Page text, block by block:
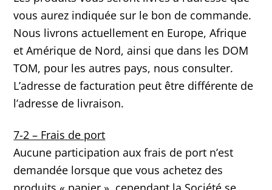
vous aurez indiquée sur le bon de commande.
Nous livrons actuellement en Europe, Afrique
et Amérique de Nord, ainsi que dans les DOM
TOM, pour les autres pays, nous consulter.
L’adresse de facturation peut être différente de
l’adresse de livraison.
7-2 – Frais de port
Aucune participation aux frais de port n’est
demandée lorsque que vous achetez des